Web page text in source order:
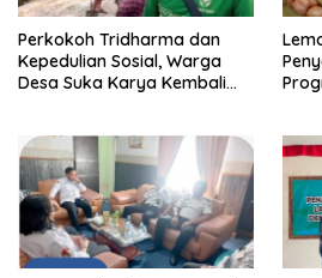
Perkokoh Tridharma dan
Kepedulian Sosial, Warga
Desa Suka Karya Kembali